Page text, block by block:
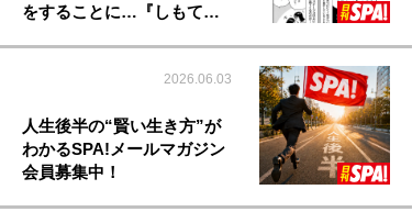
をすることに…『しもて…
2026.06.03
人生後半の“賢い生き方”が
わかるSPA!メールマガジン
会員募集中！